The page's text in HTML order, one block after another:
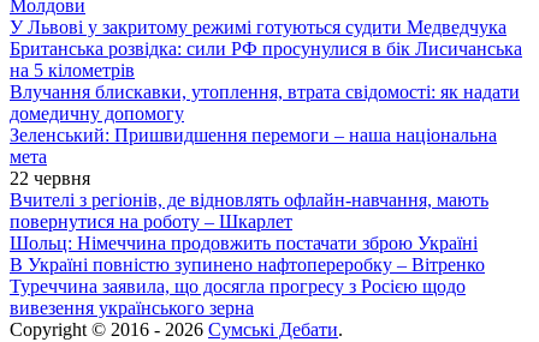
Молдови
У Львові у закритому режимі готуються судити Медведчука
Британська розвідка: сили РФ просунулися в бік Лисичанська
на 5 кілометрів
Влучання блискавки, утоплення, втрата свідомості: як надати
домедичну допомогу
Зеленський: Пришвидшення перемоги – наша національна
мета
22 червня
Вчителі з регіонів, де відновлять офлайн-навчання, мають
повернутися на роботу – Шкарлет
Шольц: Німеччина продовжить постачати зброю Україні
В Україні повністю зупинено нафтопереробку – Вітренко
Туреччина заявила, що досягла прогресу з Росією щодо
вивезення українського зерна
Copyright © 2016 - 2026 Сумські Дебати.